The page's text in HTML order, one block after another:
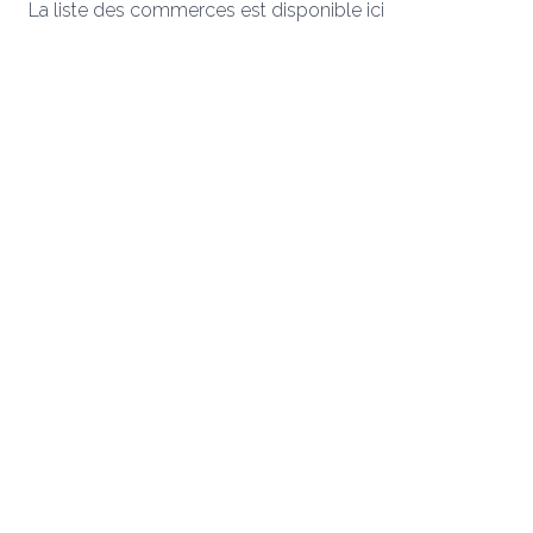
La liste des commerces est disponible ici